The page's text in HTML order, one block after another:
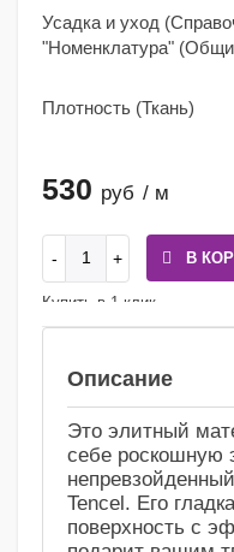
Усадка и уход
"Номенклатура"
Плотность (Ткань)
530 руб / м
В
Купить в 1 клик
Описание
Это элитный
себе роскошную
Tencel. Его
поверхность с